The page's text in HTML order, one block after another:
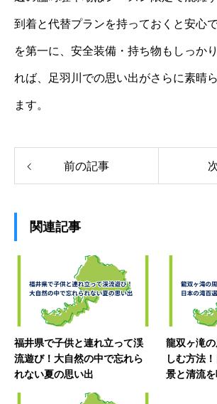
到着と代替プランを持っておくと安心
を第一に、安全装備・持ち物もしっか
れば、足羽川での思い出がさらに素晴
ます。
前の記事
関連記事
福井県で子供と連れ立って渓
流遊び！大自然の中で忘れら
れない夏の思い出
龍双ヶ滝
しむ方法
景と清流を